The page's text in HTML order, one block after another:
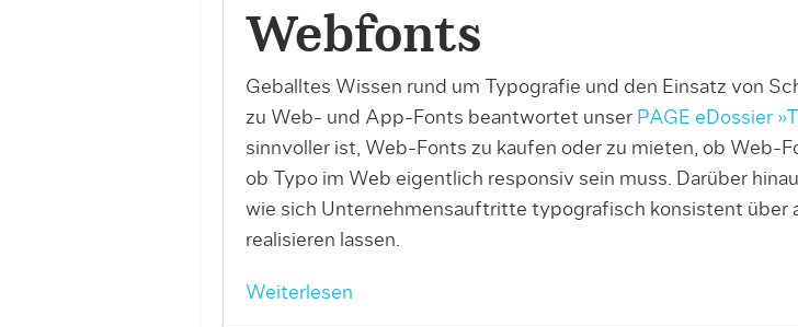
Webfonts
Geballtes Wissen rund um Typografie und den Einsatz von
zu Web- und App-Fonts beantwortet unser PAGE eDossier
sinnvoller ist, Web-Fonts zu kaufen oder zu mieten, ob Web-
ob Typo im Web eigentlich responsiv sein muss. Darüber
wie sich Unternehmensauftritte typografisch konsistent über
realisieren lassen.
Weiterlesen